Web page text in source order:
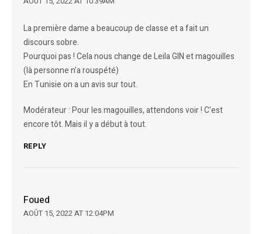
La première dame a beaucoup de classe et a fait un
discours sobre.
Pourquoi pas ! Cela nous change de Leila GIN et magouilles
(là personne n’a rouspété)
En Tunisie on a un avis sur tout.
Modérateur : Pour les magouilles, attendons voir ! C’est
encore tôt. Mais il y a début à tout.
REPLY
Foued
AOÛT 15, 2022 AT 12:04PM